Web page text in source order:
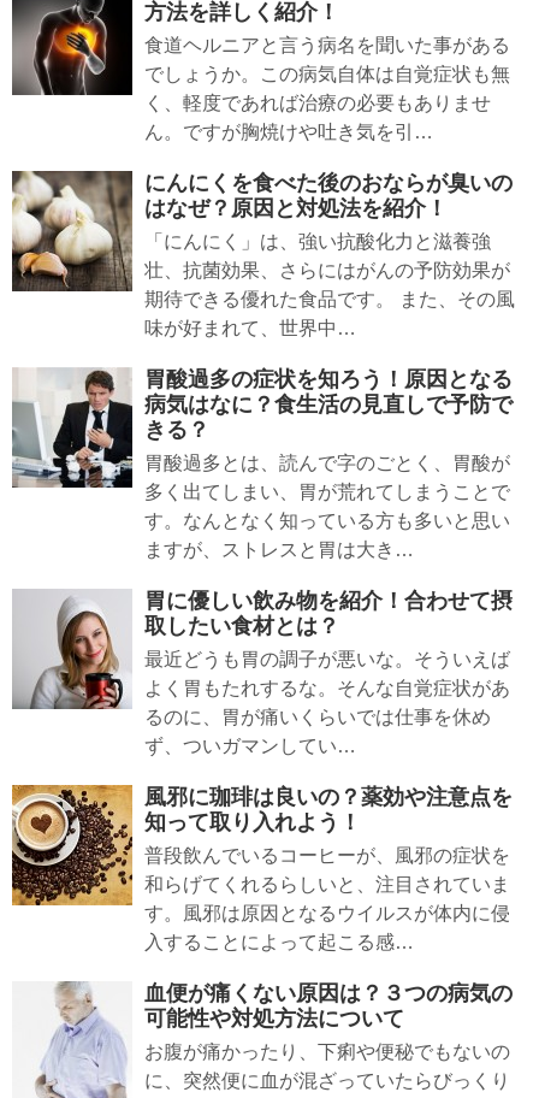
方法を詳しく紹介！
食道ヘルニアと言う病名を聞いた事がある
でしょうか。この病気自体は自覚症状も無
く、軽度であれば治療の必要もありませ
ん。ですが胸焼けや吐き気を引…
にんにくを食べた後のおならが臭いの
はなぜ？原因と対処法を紹介！
「にんにく」は、強い抗酸化力と滋養強
壮、抗菌効果、さらにはがんの予防効果が
期待できる優れた食品です。 また、その風
味が好まれて、世界中…
胃酸過多の症状を知ろう！原因となる
病気はなに？食生活の見直しで予防で
きる？
胃酸過多とは、読んで字のごとく、胃酸が
多く出てしまい、胃が荒れてしまうことで
す。なんとなく知っている方も多いと思い
ますが、ストレスと胃は大き…
胃に優しい飲み物を紹介！合わせて摂
取したい食材とは？
最近どうも胃の調子が悪いな。そういえば
よく胃もたれするな。そんな自覚症状があ
るのに、胃が痛いくらいでは仕事を休め
ず、ついガマンしてい…
風邪に珈琲は良いの？薬効や注意点を
知って取り入れよう！
普段飲んでいるコーヒーが、風邪の症状を
和らげてくれるらしいと、注目されていま
す。風邪は原因となるウイルスが体内に侵
入することによって起こる感…
血便が痛くない原因は？３つの病気の
可能性や対処方法について
お腹が痛かったり、下痢や便秘でもないの
に、突然便に血が混ざっていたらびっくり